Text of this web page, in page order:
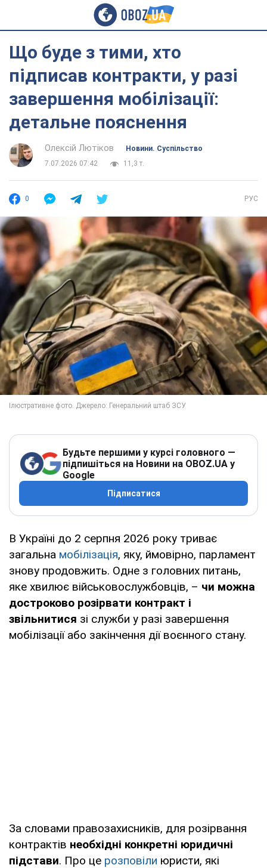
Що буде з тими, хто
підписав контракти, у разі
завершення мобілізації:
детальне пояснення
Олексій Лютіков
Новини. Суспільство
7.07.2026 07:42
11,3 т.
0 РУС
Будьте першими у курсі головного —
підпишіться на Новини на OBOZ.UA у
Google
Підписатися
В Україні до 2 серпня 2026 року триває
загальна мобілізація, яку, ймовірно, парламент
знову продовжить. Одне з головних питань,
яке хвилює військовослужбовців, – чи можна
достроково розірвати контракт і
звільнитися зі служби у разі завершення
мобілізації або закінчення дії воєнного стану.
За словами правозахисників, для розірвання
контрактів необхідні конкретні юридичні
підстави. Про це розповіли юристи, які